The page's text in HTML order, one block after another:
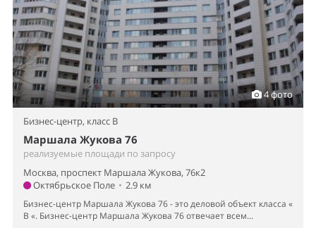
4 фото
Бизнес-центр, класс B
Маршала Жукова 76
реализуемые площади по запросу
Москва, проспект Маршала Жукова, 76к2
Октябрьское Поле • 2.9 км
Бизнес-центр Маршала Жукова 76 - это деловой объект класса «
B «. Бизнес-центр Маршала Жукова 76 отвечает всем...